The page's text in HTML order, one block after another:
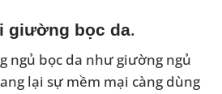
giường bọc da.
ngủ bọc da như giường ngủ
lại sự mềm mại càng dùng